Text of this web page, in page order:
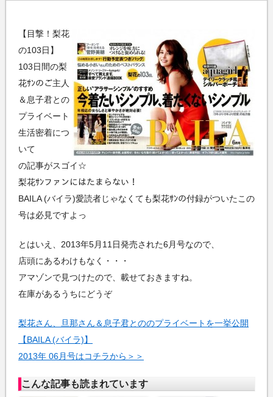
【目撃！梨花
の103日】
103日間の梨
花ｻﾝのご主人
＆息子君との
プライベート
生活密着につ
いて
の記事がスゴイ☆
梨花ｻﾝファンにはたまらない！
BAILA (バイラ)愛読者じゃなくても梨花ｻﾝの付録がついたこの
号は必見ですよっ
とはいえ、2013年5月11日発売された6月号なので、
店頭にあるわけもなく・・・
アマゾンで見つけたので、載せておきますね。
在庫があるうちにどうぞ
梨花さん、旦那さん＆息子君とののプライベートを一挙公開
【BAILA (バイラ)】
2013年 06月号はコチラから＞＞
こんな記事も読まれています